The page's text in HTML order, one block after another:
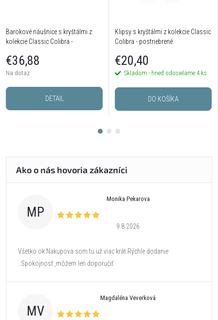
Barokové náušnice s kryštálmi z
kolekcie Classic Colibra -
€36,88
Na dotaz
DETAIL
Klipsy s kryštálmi z kolekcie Classic
Colibra - postriebrené
€20,40
Skladom - hneď odosielame 4 ks
DO KOŠÍKA
MP
Monika Pekarova
9.8.2026
Všetko ok.Nakupova som tu už viac krát.Rýchle dodanie
..Spokojnosť ,môžem len doporučiť
MV
Magdaléna Veverková